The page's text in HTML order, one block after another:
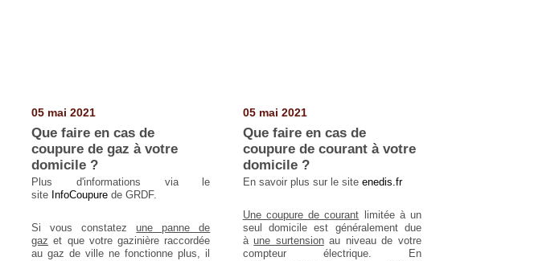
05 mai 2021
Que faire en cas de
coupure de gaz à votre
domicile ?
Plus d'informations via le
site InfoCoupure de GRDF.
Si vous constatezune panne de
gaz et que votre gazinière raccordée
au gaz de ville ne fonctionne plus, il
05 mai 2021
Que faire en cas de
coupure de courant à votre
domicile ?
En savoir plus sur le site enedis.fr
Une coupure de courant limitée à un
seul domicile est généralement due
àune surtensionau niveau de votre
compteur électrique. En